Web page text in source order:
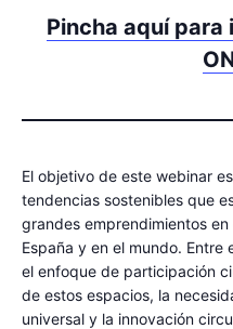
Pincha aquí
El objetivo de este webinar
tendencias sostenibles que
grandes emprendimientos
España y en el mundo.
el enfoque de participación
de estos espacios, la
universal y la innovación